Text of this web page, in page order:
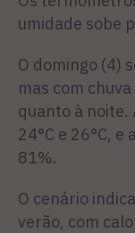
umidade sobe
O domingo (4)
mas com
quanto à
24°C e 26°C,
81%.
O cenário
verão, com